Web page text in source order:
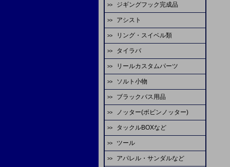
天龍
ヤマガブランクス
シマノ
がまかつ
ゼスタ
ゼニス
テイルウォーク
アブガルシア
エイテック
バレーヒル
ディープライナー
オクマ
アブガルシア
テイルウォーク
アルファタックス
グローブライド
エイテック
オーシャンフリークス
マクセル
テイルウォーク
備品
カレント
K-craft
山ジグ
ビート
CB ONE
uroco
REALS
EDUCE
デプスハンター
サンライン
YGKよつあみ
ゴーセン
ダイワ
A-TEC
モーリス
メジャークラフト
シーガー
サンライン
がまかつ
バレーヒル
ASS
オーナー
プロセレ
VARIVAS
ゴーセン
シーフロアコントロール
ASS
ダイワ
シャウト
odz
カツイチ
ヴァンフック
ゴーへ
がまかつ
ジギングフック完成品
スクラップオリジナル
シーフロアコントロール
ASS
デコイ
オーナー
シャウト
ヤマイ
クレイジーオーシャン
アシスト
ASS
オーナー
シャウト
ゴーセン
大洋
ヤマトヨ
がまかつ
リング・スイベル類
シーフロアコントロール
HOT'S
odz
がまかつ
WaterLand
ゼスタ
スタジオオーシャンマーク
タイラバ
ハヤブサ
ジャッカル
ダイワ
シマノ
SEAFLOORCONTROL
がまかつ
リールカスタムパーツ
スタジオオーシャンマーク
エバーグリーン
LIVRE
ソルトウォーターボーイズ
シマノ
マーフィックスパーツ
ソルト小物
タコベイト
ジグヘッド
ソルトワーム
サビキ
IKA
ブラックバス用品
淡水ロッド
淡水リール
バスルアー・ワーム
バス用フック
ノッター(ボビンノッター)
タックルBOXなど
ツール
アパレル・サンダルなど